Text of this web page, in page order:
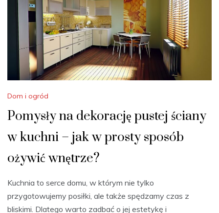
Dom i ogród
Pomysły na dekorację pustej ściany
w kuchni – jak w prosty sposób
ożywić wnętrze?
Kuchnia to serce domu, w którym nie tylko
przygotowujemy posiłki, ale także spędzamy czas z
bliskimi. Dlatego warto zadbać o jej estetykę i